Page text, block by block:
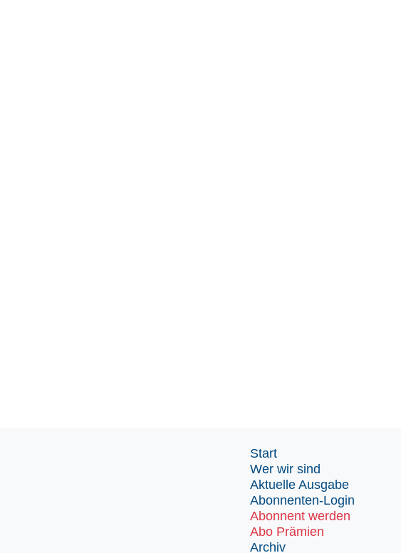
Start
Wer wir sind
Aktuelle Ausgabe
Abonnenten-Login
Abonnent werden
Abo Prämien
Archiv